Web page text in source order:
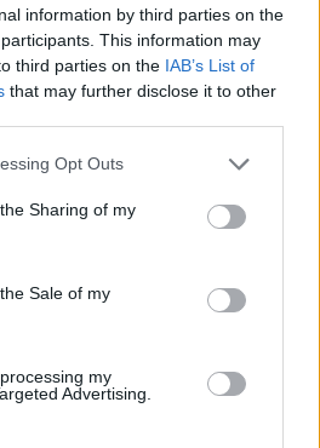
information by third parties on the
This information may
third parties on the IAB’s List of
that may further disclose it to other
app uses one or more Google
usage behaviour. You may click to
and its third-party tags to
purposes in below Google
Opt Outs
Sharing of my
Sale of my
my
Advertising.
es Mateo,…
cómo murió
100